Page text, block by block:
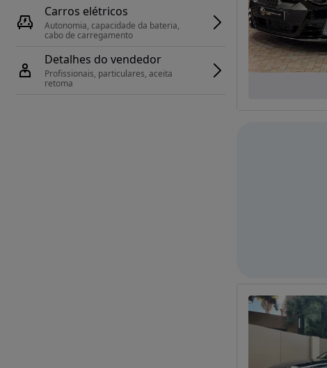
Carros elétricos
Autonomia, capacidade da bateria,
cabo de carregamento
Detalhes do vendedor
Profissionais, particulares, aceita
retoma